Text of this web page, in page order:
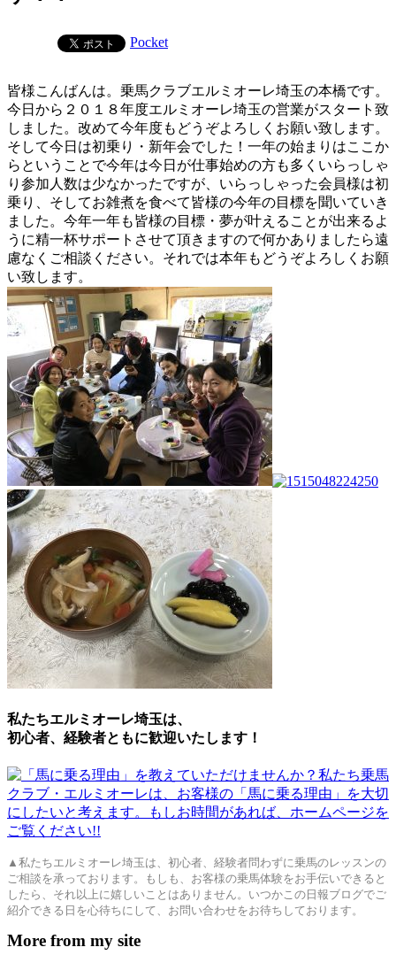
Pocket
皆様こんばんは。乗馬クラブエルミオーレ埼玉の本橋です。
今日から２０１８年度エルミオーレ埼玉の営業がスタート致
しました。改めて今年度もどうぞよろしくお願い致します。
そして今日は初乗り・新年会でした！一年の始まりはここか
らということで今年は今日が仕事始めの方も多くいらっしゃ
り参加人数は少なかったですが、いらっしゃった会員様は初
乗り、そしてお雑煮を食べて皆様の今年の目標を聞いていき
ました。今年一年も皆様の目標・夢が叶えることが出来るよ
うに精一杯サポートさせて頂きますので何かありましたら遠
慮なくご相談ください。それでは本年もどうぞよろしくお願
い致します。
私たちエルミオーレ埼玉は、
初心者、経験者ともに歓迎いたします！
▲私たちエルミオーレ埼玉は、初心者、経験者問わずに乗馬のレッスンの
ご相談を承っております。もしも、お客様の乗馬体験をお手伝いできると
したら、それ以上に嬉しいことはありません。いつかこの日報ブログでご
紹介できる日を心待ちにして、お問い合わせをお待ちしております。
More from my site